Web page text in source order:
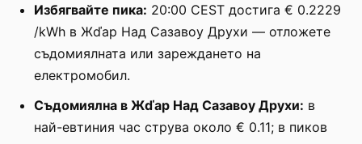
Избягвайте пика: 20:00 CEST достига € 0.2229
/kWh в Жďар Над Сазавоу Друхи — отложете
съдомиялната или зареждането на
електромобил.
Съдомиялна в Жďар Над Сазавоу Друхи: в
най-евтиния час струва около € 0.11; в пиков